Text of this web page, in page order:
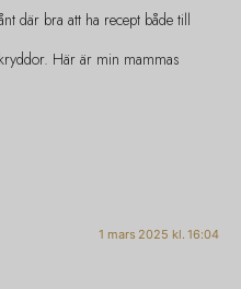
där bra att ha recept både till
Här är min mammas
1 mars 2025 kl. 16:04